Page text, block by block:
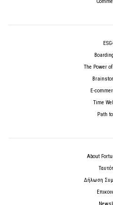
The Power
E-
Time
Path
About
Δήλωση